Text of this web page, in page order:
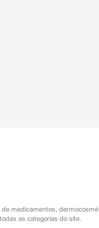
de medicamentos ,
as categorias do site.